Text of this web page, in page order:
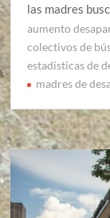
las madres
aumento
colectivos de
estadísticas de
madres de